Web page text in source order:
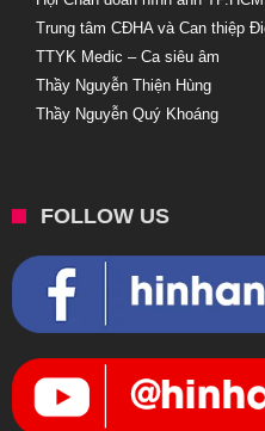
Trung tâm CĐHA và Can thiệp
TTYK Medic – Ca siêu âm
Thầy Nguyễn Thiện Hùng
Thầy Nguyễn Quý Khoáng
FOLLOW US